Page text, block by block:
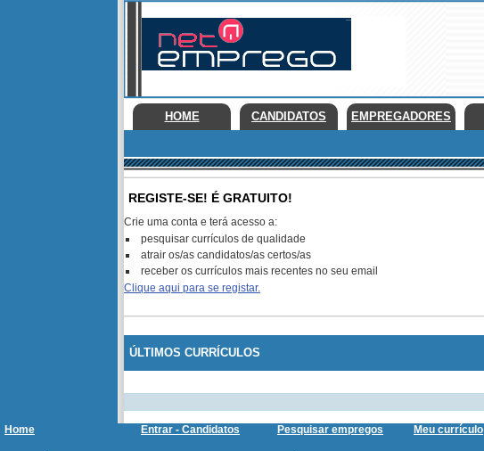
HOME CANDIDATOS EMPREGADORES
REGISTE-SE! É GRATUITO!
Crie uma conta e terá acesso a:
pesquisar currículos de qualidade
atrair os/as candidatos/as certos/as
receber os currículos mais recentes no seu email
Clique aqui para se registar.
ÚLTIMOS CURRÍCULOS
Home Entrar - Candidatos Pesquisar empregos Meu currículo